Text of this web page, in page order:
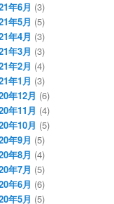
年6月 (3)
年5月 (5)
年4月 (3)
年3月 (3)
年2月 (4)
年1月 (3)
年12月 (6)
年11月 (4)
年10月 (5)
年9月 (5)
年8月 (4)
年7月 (5)
年6月 (6)
年5月 (5)